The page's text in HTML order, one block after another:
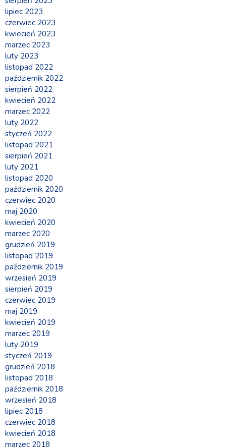
lipiec 2023
czerwiec 2023
kwiecień 2023
marzec 2023
luty 2023
listopad 2022
październik 2022
sierpień 2022
kwiecień 2022
marzec 2022
luty 2022
styczeń 2022
listopad 2021
sierpień 2021
luty 2021
listopad 2020
październik 2020
czerwiec 2020
maj 2020
kwiecień 2020
marzec 2020
grudzień 2019
listopad 2019
październik 2019
wrzesień 2019
sierpień 2019
czerwiec 2019
maj 2019
kwiecień 2019
marzec 2019
luty 2019
styczeń 2019
grudzień 2018
listopad 2018
październik 2018
wrzesień 2018
lipiec 2018
czerwiec 2018
kwiecień 2018
marzec 2018